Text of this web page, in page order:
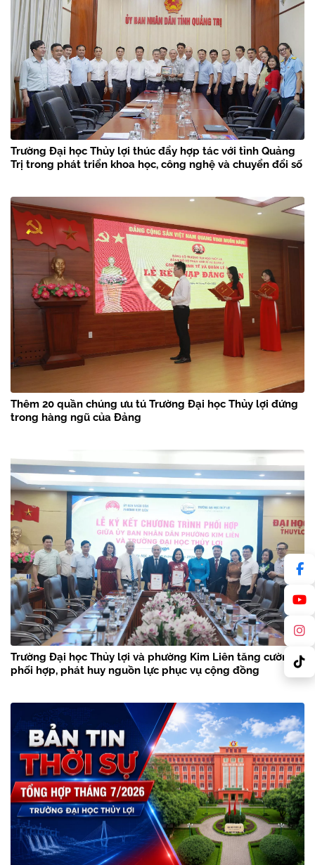
Trường Đại học Thủy lợi thúc đẩy hợp tác với tỉnh Quảng
Trị trong phát triển khoa học, công nghệ và chuyển đổi số
Thêm 20 quần chúng ưu tú Trường Đại học Thủy lợi đứng
trong hàng ngũ của Đảng
Trường Đại học Thủy lợi và phường Kim Liên tăng cường
phối hợp, phát huy nguồn lực phục vụ cộng đồng